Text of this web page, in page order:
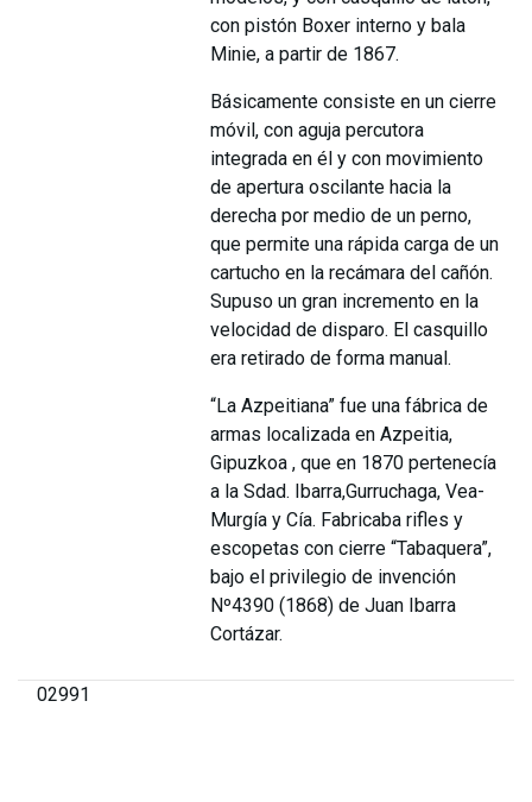
con pistón Boxer interno y bala
Minie, a partir de 1867.
Básicamente consiste en un cierre
móvil, con aguja percutora
integrada en él y con movimiento
de apertura oscilante hacia la
derecha por medio de un perno,
que permite una rápida carga de un
cartucho en la recámara del cañón.
Supuso un gran incremento en la
velocidad de disparo. El casquillo
era retirado de forma manual.
“La Azpeitiana” fue una fábrica de
armas localizada en Azpeitia,
Gipuzkoa , que en 1870 pertenecía
a la Sdad. Ibarra,Gurruchaga, Vea-
Murgía y Cía. Fabricaba rifles y
escopetas con cierre “Tabaquera”,
bajo el privilegio de invención
Nº4390 (1868) de Juan Ibarra
Cortázar.
02991